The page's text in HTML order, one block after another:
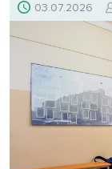
03.07.2026